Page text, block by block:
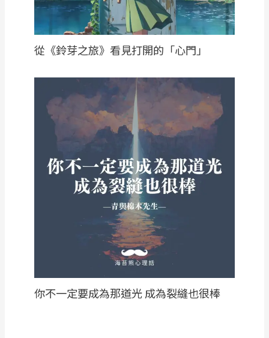
從《鈴芽之旅》看見打開的「心門」
你不一定要成為那道光 成為裂縫也很棒